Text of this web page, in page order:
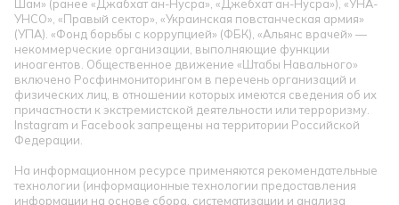
Шам» (ранее «Джабхат ан-Нусра», «Джебхат ан-Нусра»), «УНА-
УНСО», «Правый сектор», «Украинская повстанческая армия»
(УПА). «Фонд борьбы с коррупцией» (ФБК), «Альянс врачей» —
некоммерческие организации, выполняющие функции
иноагентов. Общественное движение «Штабы Навального»
включено Росфинмониторингом в перечень организаций и
физических лиц, в отношении которых имеются сведения об их
причастности к экстремистской деятельности или терроризму.
Instagram и Facebook запрещены на территории Российской
Федерации.
На информационном ресурсе применяются рекомендательные
технологии (информационные технологии предоставления
информации на основе сбора, систематизации и анализа